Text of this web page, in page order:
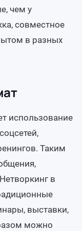
чем у
совместное
в разных
использование
Таким
в
выставки,
можно